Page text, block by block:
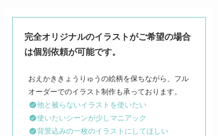
完全オリジナルのイラストがご希望の場合
は個別依頼が可能です。
おえかききょうりゅうの絵柄を保ちながら、フル
他と被らないイラストを使いたい
使いたいシーンが少しマニアック
背景込みの一枚のイラストにしてほしい